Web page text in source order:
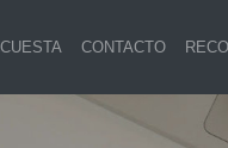
CONTACTO